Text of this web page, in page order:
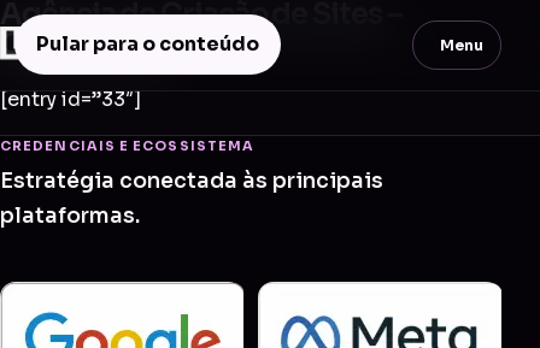
Pular para o conteúdo Menu
Agência de Criação de Sites –
Cosmorama
[entry id=”33″]
CREDENCIAIS E ECOSSISTEMA
Estratégia conectada às principais
plataformas.